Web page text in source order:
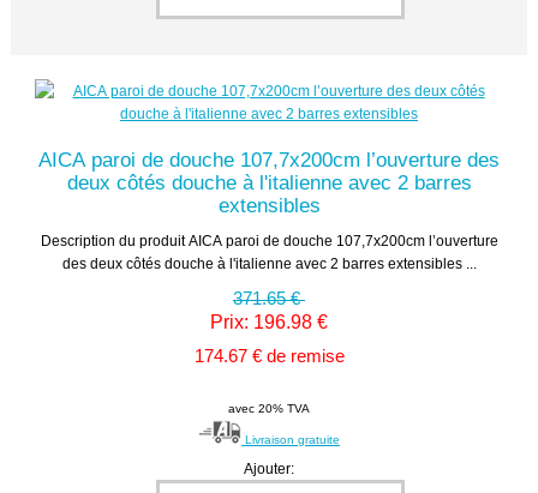
AICA paroi de douche 107,7x200cm l’ouverture des
deux côtés douche à l'italienne avec 2 barres
extensibles
Description du produit AICA paroi de douche 107,7x200cm l’ouverture
des deux côtés douche à l'italienne avec 2 barres extensibles ...
371.65 €
Prix: 196.98 €
174.67 € de remise
avec 20% TVA
Livraison gratuite
Ajouter: